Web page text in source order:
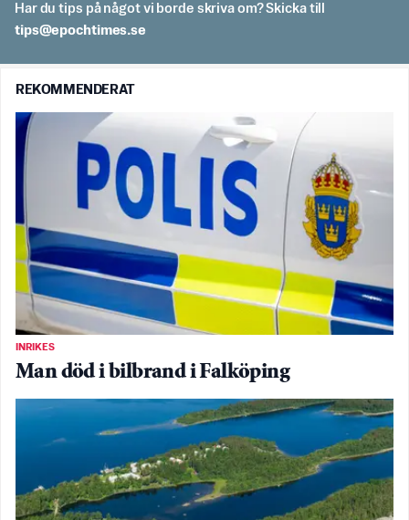
Har du tips på något vi borde skriva om? Skicka till
es.semithcope@spit
REKOMMENDERAT
INRIKES
Man död i bilbrand i Falköping